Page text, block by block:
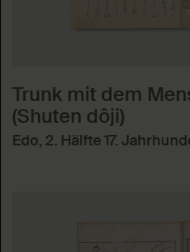
Trunk mit dem
(Shuten dôji)
Edo, 2. Hälfte 17.